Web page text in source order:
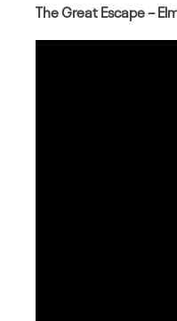
The Great Escape –